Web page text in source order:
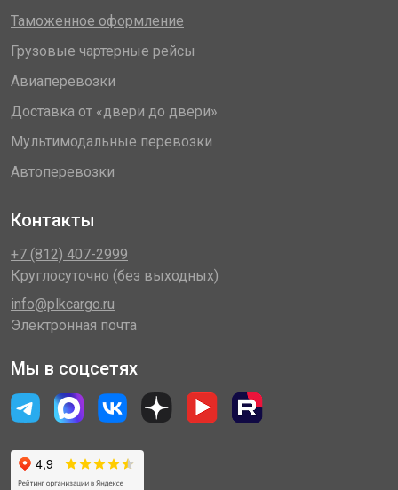
Таможенное оформление
Грузовые чартерные рейсы
Авиаперевозки
Доставка от «двери до двери»
Мультимодальные перевозки
Автоперевозки
Контакты
+7 (812) 407-2999
Круглосуточно (без выходных)
info@plkcargo.ru
Электронная почта
Мы в соцсетях